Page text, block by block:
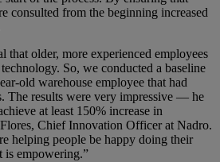
consulted from the beginning increased
that older, more experienced employees
So, we conducted a baseline
old warehouse employee that had
The results were very impressive — he
at least 150% increase in
Chief Innovation Officer at Nadro.
helping people be happy doing their
is empowering.”